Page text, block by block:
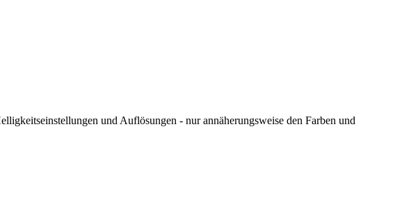
und Auflösungen - nur annäherungsweise den Farben und